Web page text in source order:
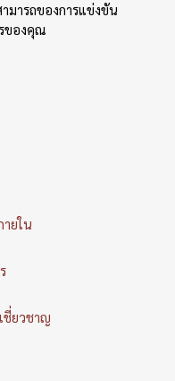
มารถของการแข่งขัน
ของคุณ
ยใน
ชี่ยวชาญ